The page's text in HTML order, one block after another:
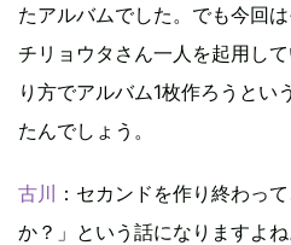
たアルバムでした。でも今回
チリョウタさん一人を起用し
り方でアルバム1枚作ろうとい
たんでしょう。
古川 ：セカンドを作り終わっ
か？」という話になりますよ